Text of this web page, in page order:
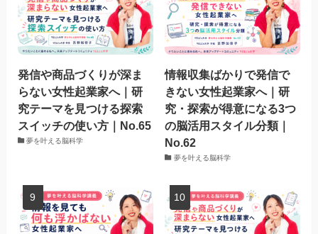
発信や商品づくりが深ま
らない女性起業家へ｜研
究テーマを見つける探索
スイッチの使い方｜No.65
夢を叶える脳科学
情報収集ばかりで発信で
きない女性起業家へ｜研
究・探索が得意になる3つ
の脳活用スタイル分類｜
No.62
夢を叶える脳科学